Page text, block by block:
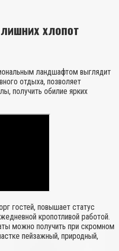
хлопот
ландшафтом выглядит
отдыха, позволяет
получить обилие ярких
гостей, повышает статус
кропотливой работой.
можно получить при скромном
пейзажный, природный,